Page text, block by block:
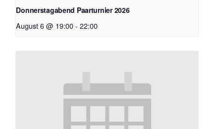
Donnerstagabend Paarturnier 2026
August 6 @ 19:00 - 22:00